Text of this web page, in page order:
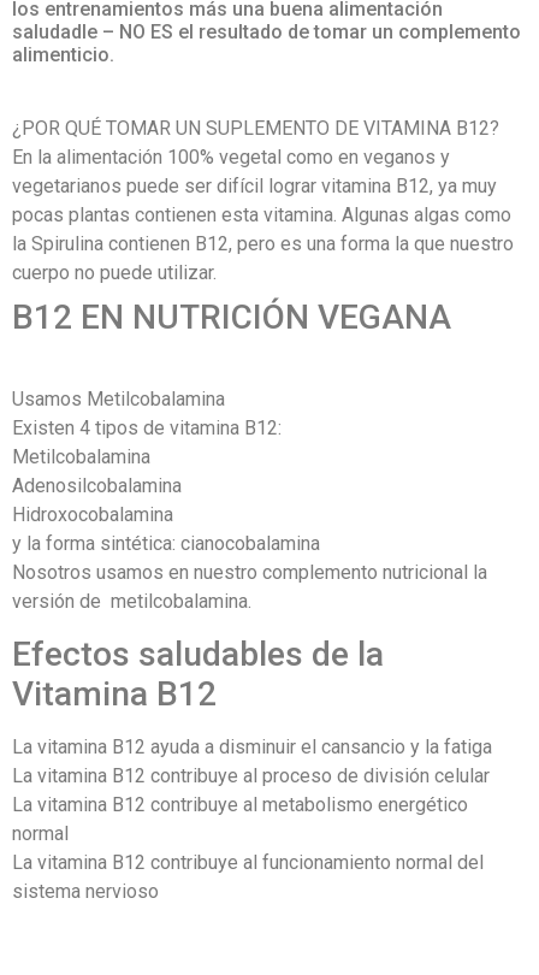
los entrenamientos más una buena alimentación
saludadle – NO ES el resultado de tomar un complemento
alimenticio.
¿POR QUÉ TOMAR UN SUPLEMENTO DE VITAMINA B12?
En la alimentación 100% vegetal como en veganos y
vegetarianos puede ser difícil lograr vitamina B12, ya muy
pocas plantas contienen esta vitamina. Algunas algas como
la Spirulina contienen B12, pero es una forma la que nuestro
cuerpo no puede utilizar.
B12 EN NUTRICIÓN VEGANA
Usamos Metilcobalamina
Existen 4 tipos de vitamina B12:
Metilcobalamina
Adenosilcobalamina
Hidroxocobalamina
y la forma sintética: cianocobalamina
Nosotros usamos en nuestro complemento nutricional la
versión de metilcobalamina.
Efectos saludables de la
Vitamina B12
La vitamina B12 ayuda a disminuir el cansancio y la fatiga
La vitamina B12 contribuye al proceso de división celular
La vitamina B12 contribuye al metabolismo energético
normal
La vitamina B12 contribuye al funcionamiento normal del
sistema nervioso